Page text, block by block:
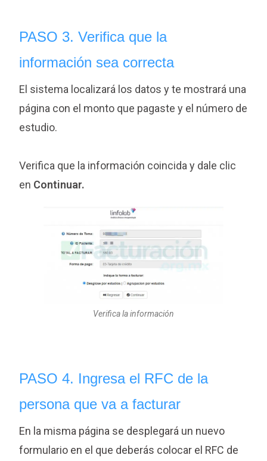
PASO 3. Verifica que la
información sea correcta
El sistema localizará los datos y te mostrará una
página con el monto que pagaste y el número de
estudio.
Verifica que la información coincida y dale clic
en Continuar.
Verifica la información
PASO 4. Ingresa el RFC de la
persona que va a facturar
En la misma página se desplegará un nuevo
formulario en el que deberás colocar el RFC de